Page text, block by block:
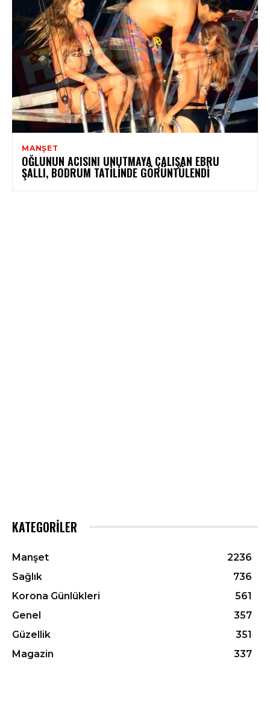
MANŞET
OĞLUNUN ACISINI UNUTMAYA ÇALIŞAN EBRU
ŞALLI, BODRUM TATILINDE GÖRÜNTÜLENDI
KATEGORILER
Manşet
2236
Sağlık
736
Korona Günlükleri
561
Genel
357
Güzellik
351
Magazin
337